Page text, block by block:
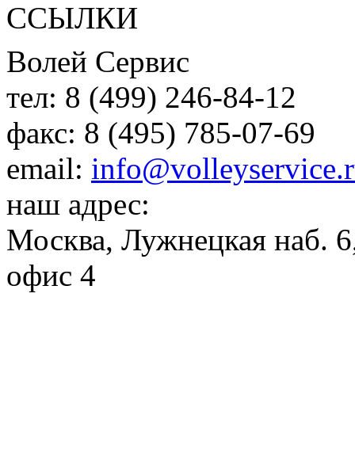
ССЫЛКИ
Волей Сервис
тел: 8 (499) 246-84-12
факс: 8 (495) 785-07-69
email:
наш адрес:
Москва, Лужнецкая наб.
офис 4